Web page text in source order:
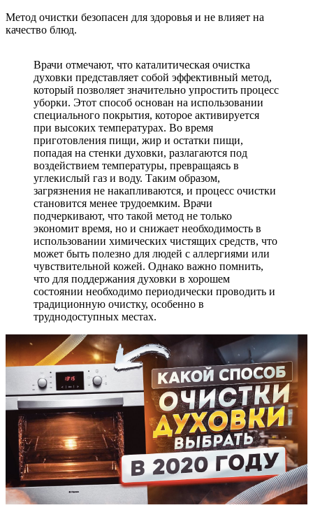
Метод очистки безопасен для здоровья и не влияет на
качество блюд.
Врачи отмечают, что каталитическая очистка
духовки представляет собой эффективный метод,
который позволяет значительно упростить процесс
уборки. Этот способ основан на использовании
специального покрытия, которое активируется
при высоких температурах. Во время
приготовления пищи, жир и остатки пищи,
попадая на стенки духовки, разлагаются под
воздействием температуры, превращаясь в
углекислый газ и воду. Таким образом,
загрязнения не накапливаются, и процесс очистки
становится менее трудоемким. Врачи
подчеркивают, что такой метод не только
экономит время, но и снижает необходимость в
использовании химических чистящих средств, что
может быть полезно для людей с аллергиями или
чувствительной кожей. Однако важно помнить,
что для поддержания духовки в хорошем
состоянии необходимо периодически проводить и
традиционную очистку, особенно в
труднодоступных местах.